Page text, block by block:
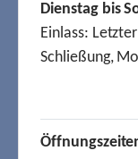
Dienstag bis
Einlass:
Schließung,